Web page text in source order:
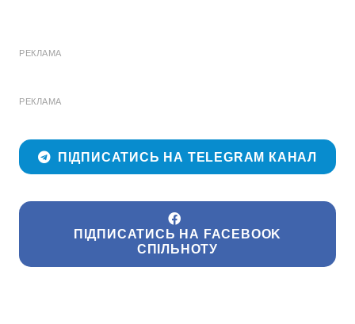
РЕКЛАМА
РЕКЛАМА
ПІДПИСАТИСЬ НА TELEGRAM КАНАЛ
ПІДПИСАТИСЬ НА FACEBOOK
СПІЛЬНОТУ